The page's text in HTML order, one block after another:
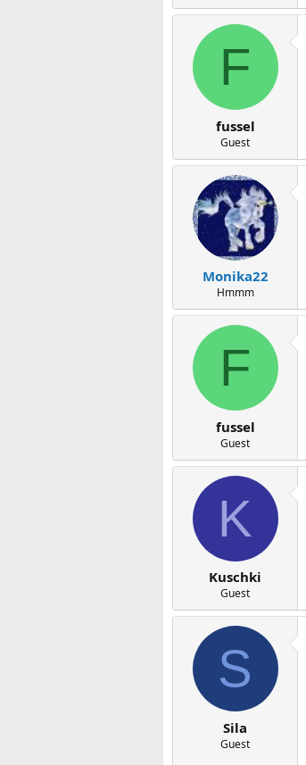
F
fussel
Guest
Monika22
Hmmm
F
fussel
Guest
K
Kuschki
Guest
S
Sila
Guest